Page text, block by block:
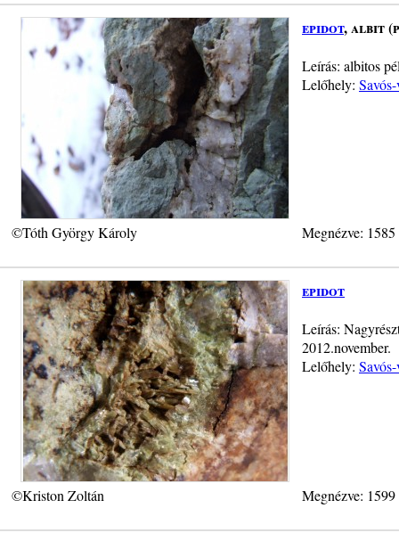
epidot, albit
Leírás: albitos
Lelőhely:
©Tóth György Károly Megnézve:
epidot
Leírás:
2012.november.
Lelőhely:
©Kriston Zoltán Megnézve: